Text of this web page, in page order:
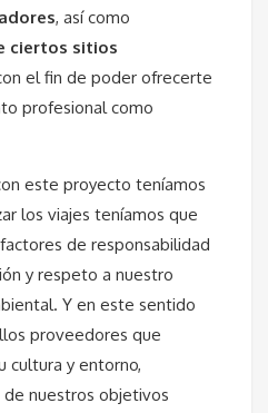
, así como
ciertos sitios
el fin de poder ofrecerte
profesional como
este proyecto teníamos
los viajes teníamos que
de responsabilidad
y respeto a nuestro
Y en este sentido
proveedores que
cultura y entorno,
nuestros objetivos